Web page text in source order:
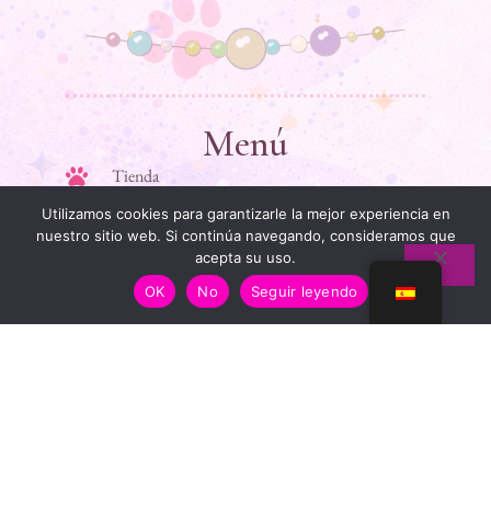
Menú
Tienda
Mi historia
Guide des tailles
Póngase en contacto con
Liens Utiles
Utilizamos cookies para garantizarle la mejor experiencia en
nuestro sitio web. Si continúa navegando, consideramos que
acepta su uso.
OK
No Seguir leyendo